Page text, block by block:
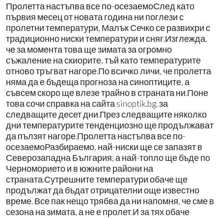
Пролетта настъпва все по-осезаемоСлед като
първия месец от новата година ни поглези с
пролетни температури, Малък Сечко се развихри с
традиционно ниски температури и сняг.Изглежда,
че за момента това ще зимата за огромно
съжаление на скиорите, тъй като температурите
отново тръгват нагоре.По всичко личи, че пролетта
няма да е бъдеща прогноза на синоптиците, а
съвсем скоро ще влезе трайно в страната ни.Поне
това сочи справка на сайта sinoptik.bg. за
следващите десет дни.През следващите няколко
дни температурите тенденциозно ще продължават
да пълзят нагоре.Пролетта настъпва все по-
осезаемоРазбираемо, най-ниски ще се запазят в
Северозападна България, а най-топло ще бъде по
Черноморието и в южните райони на
страната.Сутрешните температури обаче ще
продължат да бъдат отрицателни още известно
време. Все пак нещо трябва да ни напомня, че сме в
сезона на зимата, а не е пролет.И за тях обаче